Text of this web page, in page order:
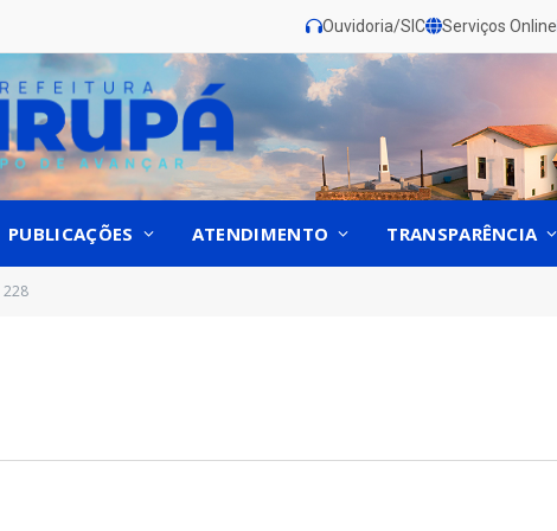
Ouvidoria/SIC Serviços Online
PUBLICAÇÕES ATENDIMENTO TRANSPARÊNCIA
228